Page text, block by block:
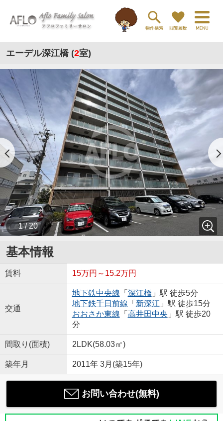
エーデル深江橋 (2室)
1 / 20
基本情報
賃料 15万円～15.2万円
交通
地下鉄中央線 「 深江橋 」駅 徒歩5分
地下鉄千日前線 「 新深江 」駅 徒歩15分
おおさか東線 「 高井田中央 」駅 徒歩20
分
間取り(面積) 2LDK(58.03㎡)
築年月 2011年 3月(築15年)
お問い合わせ(無料)